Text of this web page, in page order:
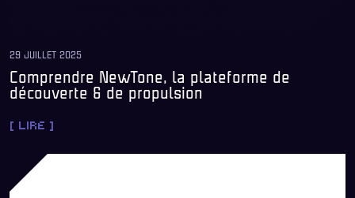
29 JUILLET 2025
Comprendre NewTone, la plateforme de
découverte & de propulsion
[ LIRE ]